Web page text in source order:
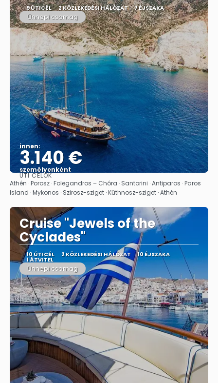
9 ÚTICÉL 2 KÖZLEKEDÉSI HÁLÓZAT 7 ÉJSZAKA
Ünnepi csomag
innen:
3.140 €
személyenként
Megnézem
ÚTI CÉLOK
Athén · Porosz · Folegandros – Chóra · Santorini · Antiparos · Paros
Island · Mykonos · Szirosz-sziget · Küthnosz-sziget · Athén
Cruise "Jewels of the
Cyclades"
10 ÚTICÉL 2 KÖZLEKEDÉSI HÁLÓZAT 10 ÉJSZAKA
1 ÁTVITEL
Ünnepi csomag